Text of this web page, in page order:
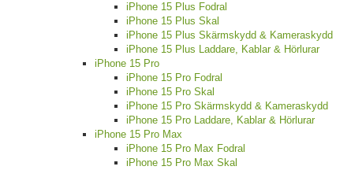
iPhone 15 Plus Fodral
iPhone 15 Plus Skal
iPhone 15 Plus Skärmskydd & Kameraskydd
iPhone 15 Plus Laddare, Kablar & Hörlurar
iPhone 15 Pro
iPhone 15 Pro Fodral
iPhone 15 Pro Skal
iPhone 15 Pro Skärmskydd & Kameraskydd
iPhone 15 Pro Laddare, Kablar & Hörlurar
iPhone 15 Pro Max
iPhone 15 Pro Max Fodral
iPhone 15 Pro Max Skal